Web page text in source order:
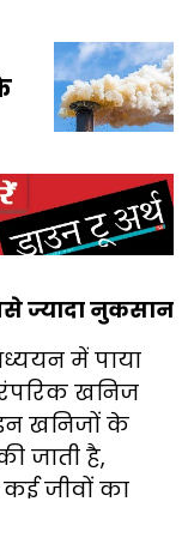
ज्यादा नुकसान
में पाया
खनिज
खनिजों के
जाती है,
कई जीवों का